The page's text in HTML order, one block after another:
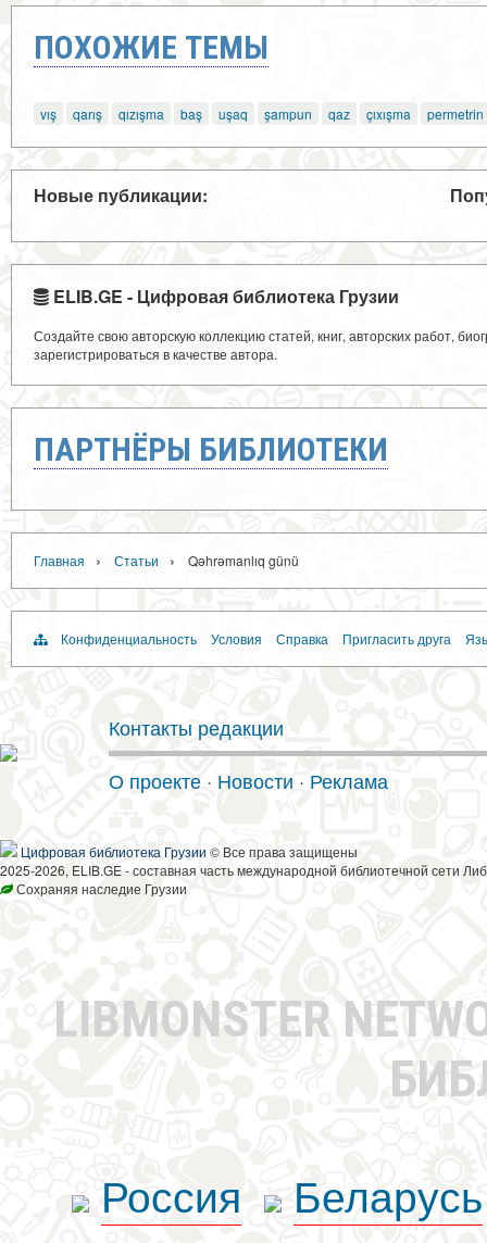
ПОХОЖИЕ ТЕМЫ
vış qarış qızışma baş uşaq şampun qaz çıxışma permetrin
Новые публикации:
ELIB.GE - Цифровая библиотека Грузии
Создайте свою авторскую коллекцию статей, книг, авторских работ,
зарегистрироваться в качестве автора.
ПАРТНЁРЫ БИБЛИОТЕКИ
Главная › Статьи › Qəhrəmanlıq günü
Конфиденциальность Условия Справка Пригласить друга
Контакты редакции
О проекте · Новости · Реклама
Цифровая библиотека Грузии © Все права защищены
2025-2026, ELIB.GE - составная часть международной библиотечной сети
Сохраняя наследие Грузии
LIBMONSTER
Россия
Беларусь